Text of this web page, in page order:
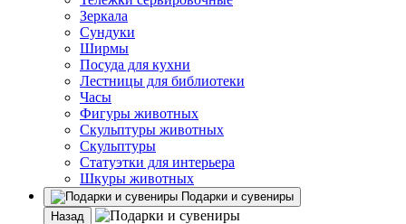
Зеркала
Сундуки
Ширмы
Посуда для кухни
Лестницы для библиотеки
Часы
Фигуры животных
Скульптуры животных
Скульптуры
Статуэтки для интерьера
Шкуры животных
Подарки и сувениры
Назад